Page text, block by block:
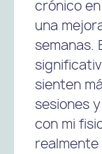
crónico
una
semanas.
sienten
sesiones
con mi
realmente